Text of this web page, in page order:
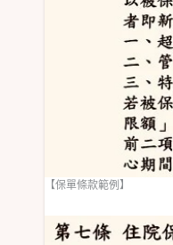
【保單條款範例】